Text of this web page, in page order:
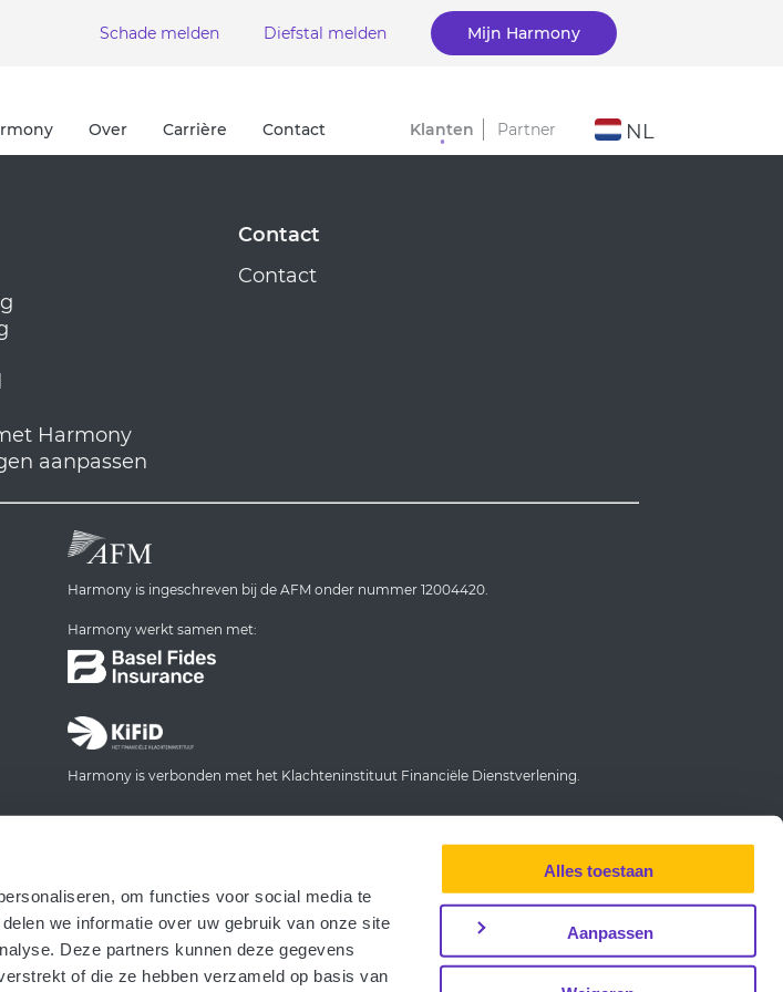
om functies voor social media te
we informatie over uw gebruik van onze site
Deze partners kunnen deze gegevens
of die ze hebben verzameld op basis van
Alles toestaan
Aanpassen
Schade melden Diefstal melden Mijn Harmony
Over Carrière Contact Klanten Partner NL
Harmony
aanpassen
Contact
Contact
Harmony is ingeschreven bij de AFM onder nummer 12004420.
Harmony werkt samen met:
Harmony is verbonden met het Klachteninstituut Financiële Dienstverlening.